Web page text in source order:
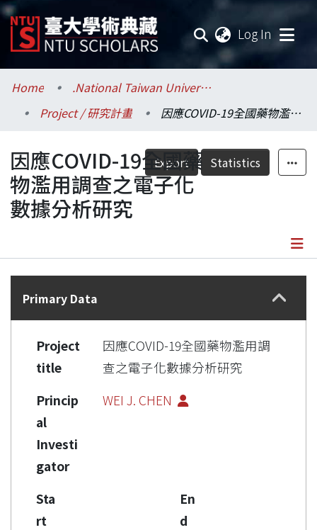
Log In
Communities & Collections
Research Outputs
Fundings & Projects
Researchers
Statistics
Home
.National Taiwan University / 國立臺灣大學
Project / 研究計畫
因應COVID-19全國藥物濫用調查之電子化數據分析研究
Export Statistics
因應COVID-19全國藥
物濫用調查之電子化
數據分析研究
Details
Primary Data
Project
title
因應COVID-19全國藥物濫用調
查之電子化數據分析研究
Princip
al
Investi
gator
WEI J. CHEN
Sta
rt
En
d